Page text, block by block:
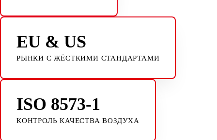
EU & US
РЫНКИ С ЖЁСТКИМИ СТАНДАРТАМИ
ISO 8573-1
КОНТРОЛЬ КАЧЕСТВА ВОЗДУХА